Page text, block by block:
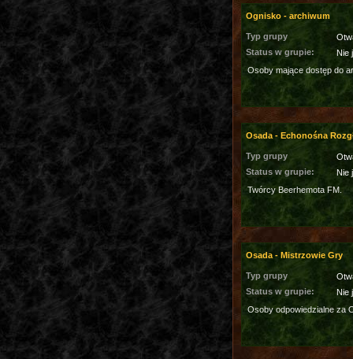
Ognisko - archiwum
Typ grupy
Status w grupie:
Nie
Osoby mające dostęp do
Osada - Echonośna
Typ grupy
Status w grupie:
Nie
Twórcy Beerhemota FM.
Osada - Mistrzowie Gry
Typ grupy
Status w grupie:
Nie
Osoby odpowiedzialne za